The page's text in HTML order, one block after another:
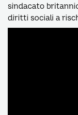
sindacato
diritti sociali a